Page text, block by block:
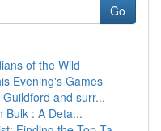
Go
of the Wild
Evening's Games
and surr...
Bulk : A Deta...